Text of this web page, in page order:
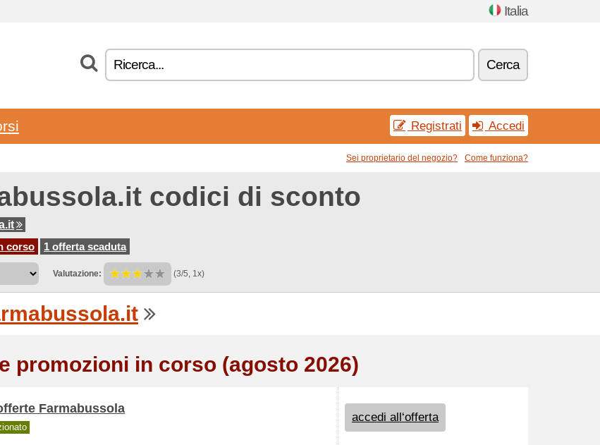
Italia
Cerca
Registrati Accedi
Sei proprietario del negozio? Come funziona?
codici di sconto
corso
1 offerta scaduta
Valutazione: (3/5, 1x)
promozioni in corso (agosto 2026)
Farmabussola
accedi all‘offerta